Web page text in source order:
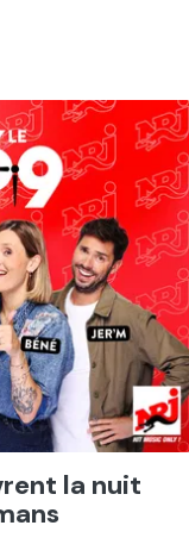
la nuit